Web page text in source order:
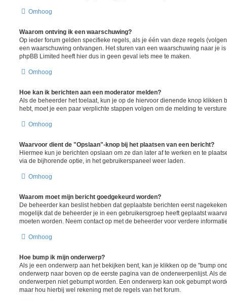
Omhoog
Waarom ontving ik een waarschuwing?
Op ieder forum gelden specifieke regels, als je één van deze regels
een waarschuwing ontvangen. Het sturen van een waarschuwing naar je
phpBB Limited heeft hier dus in geen geval iets mee te maken.
Omhoog
Hoe kan ik berichten aan een moderator melden?
Als de beheerder het toelaat, kun je op de hiervoor dienende knop klikken
hebt, moet je een paar verplichte stappen volgen om de melding te
Omhoog
Waarvoor dient de "Opslaan"-knop bij het plaatsen van een bericht?
Hiermee kun je berichten opslaan om ze dan later af te werken en te
via de bijhorende optie, in het gebruikerspaneel weer laden.
Omhoog
Waarom moet mijn bericht goedgekeurd worden?
De beheerder kan beslist hebben dat geplaatste berichten eerst
mogelijk dat de beheerder je in een gebruikersgroep heeft geplaatst
moeten worden. Neem contact op met de beheerder voor verdere
Omhoog
Hoe bump ik mijn onderwerp?
Als je een onderwerp aan het bekijken bent, kan je klikken op de "bump
onderwerp naar boven op de eerste pagina van de onderwerpenlijst. Als
onderwerpen niet gebumpt worden. Een onderwerp kan ook gebumpt
maar hou hierbij wel rekening met de regels van het forum.